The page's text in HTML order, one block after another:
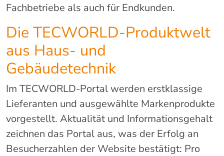
Fachbetriebe als auch für Endkunden.
Die TECWORLD-Produktwelt
aus Haus- und
Gebäudetechnik
Im TECWORLD-Portal werden erstklassige
Lieferanten und ausgewählte Markenprodukte
vorgestellt. Aktualität und Informationsgehalt
zeichnen das Portal aus, was der Erfolg an
Besucherzahlen der Website bestätigt: Pro